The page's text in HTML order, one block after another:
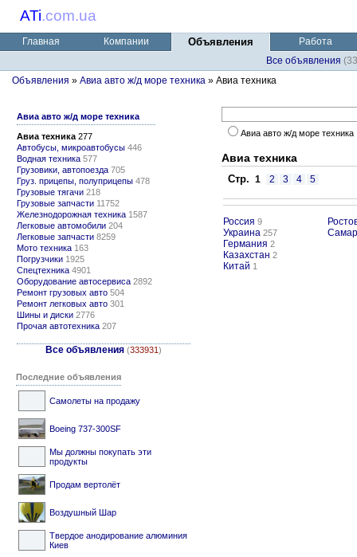
ATi.com.ua
Главная Компании Объявления
Работа
Все объявления
Объявления » Авиа авто ж/д море техника » Авиа техника
Авиа авто ж/д море техника
Авиа техника 277
Автобусы, микроавтобусы 446
Водная техника 577
Грузовики, автопоезда 705
Груз. прицепы, полуприцепы 478
Грузовые тягачи 218
Грузовые запчасти 11752
Железнодорожная техника 1587
Легковые автомобили 204
Легковые запчасти 8259
Мото техника 163
Погрузчики 1925
Спецтехника 4901
Оборудование автосервиса 2892
Ремонт грузовых авто 504
Ремонт легковых авто 301
Шины и диски 2776
Прочая автотехника 207
Все объявления (333931)
Последние объявления
Самолеты на продажу
Boeing 737-300SF
Мы должны покупать эти
продукты
Продам вертолёт
Воздушный Шар
Твердое анодирование алюминия
Киев
Авиа авто ж/д море техника
Авиа техника
Стр. 1 2 3 4 5
Россия 9
Украина 257
Германия 2
Казахстан 2
Китай 1